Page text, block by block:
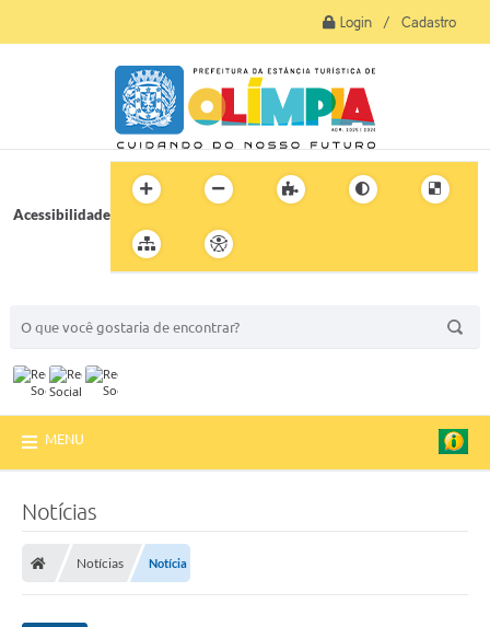
Login / Cadastro
Acessibilidade
MENU
Notícias
Notícias Notícia